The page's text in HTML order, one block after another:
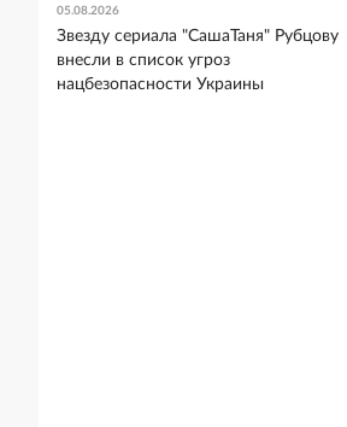
05.08.2026
Звезду сериала "СашаТаня" Рубцову
внесли в список угроз
нацбезопасности Украины